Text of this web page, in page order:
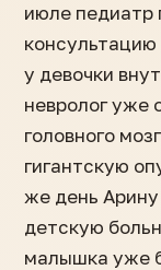
июле педиатр
консультацию
у девочки
невролог уже
головного
гигантскую
же день Арину
детскую
малышка уже